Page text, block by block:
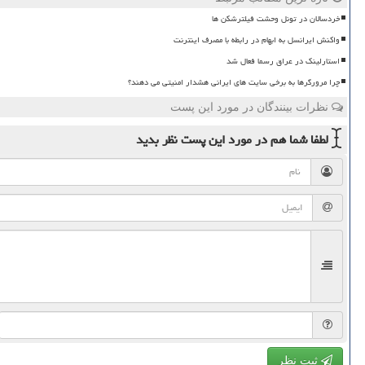
خردسالان در تونل وحشت فیلترشکن ها
واکنش ایرانسل به ابهام در رابطه با مصرف اینترنت
استارلینک در عراق رسما فعال شد
چرا مرورگرها به برخی سایت های ایرانی هشدار امنیتی می دهند؟
نظرات بینندگان در مورد این پست
لطفا شما همدر مورد این پستنظر بدید
ثبت نظر